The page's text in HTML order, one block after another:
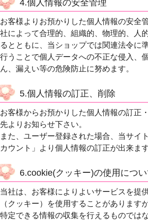
お客様よりお預かりした個人情報の安全
社によって合理的、組織的、物理的、人
るとともに、当ショップでは関連法令に
行うことで個人データへの不正な侵入、
ん、漏えい等の危険防止に努めます。
5.個人情報の訂正、削除
お客様からお預かりした個人情報の訂正
先よりお知らせ下さい。
また、ユーザー登録された場合、当サイ
カウント」より個人情報の訂正が出来ます
6.cookie(クッキー)の使用につい
当社は、お客様によりよいサービスを提
（クッキー）を使用することがあります
特定できる情報の収集を行えるものでは